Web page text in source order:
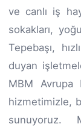
ve canlı iş
sokakları,
Tepebaşı,
duyan
MBM Avrupa
hizmetimizle,
sunuyoruz.